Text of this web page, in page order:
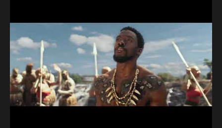
crimes nas redondezas, ele pensa ter encontrado a
missão de sua vida quando o terrível vilão Abutre
surge amedrontando a cidade. O problema é que a
tarefa não será tão fácil como ele imaginava.
(https://emdrprofessionaltraining.com)